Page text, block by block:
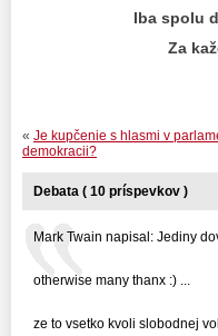
Iba spolu
Za
« Je kupčenie s hlasmi v
demokracii?
Debata ( 10 príspevkov )
Mark Twain napisal: Jediny
otherwise many thanx :) ...
ze to vsetko kvoli slobodnej